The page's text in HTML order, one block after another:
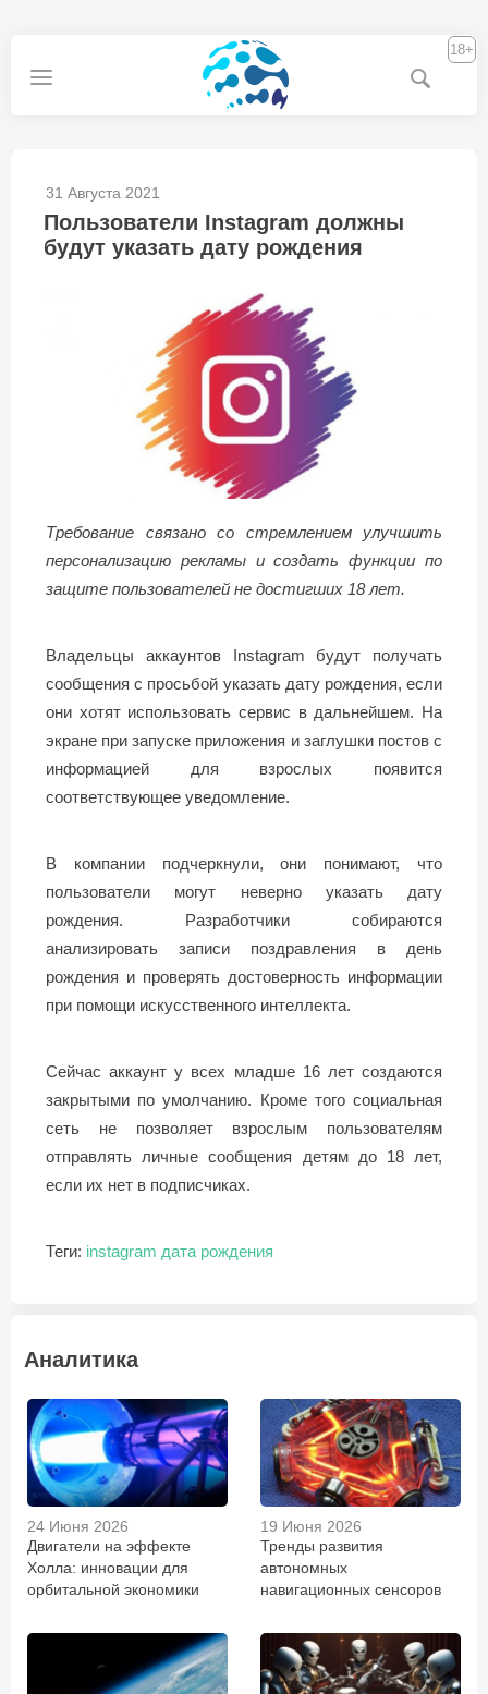
18+
31 Августа 2021
Пользователи Instagram должны
будут указать дату рождения
Требование связано со стремлением улучшить
персонализацию рекламы и создать функции по
защите пользователей не достигших 18 лет.
Владельцы аккаунтов Instagram будут получать
сообщения с просьбой указать дату рождения, если
они хотят использовать сервис в дальнейшем. На
экране при запуске приложения и заглушки постов с
информацией для взрослых появится
соответствующее уведомление.
В компании подчеркнули, они понимают, что
пользователи могут неверно указать дату
рождения. Разработчики собираются
анализировать записи поздравления в день
рождения и проверять достоверность информации
при помощи искусственного интеллекта.
Сейчас аккаунт у всех младше 16 лет создаются
закрытыми по умолчанию. Кроме того социальная
сеть не позволяет взрослым пользователям
отправлять личные сообщения детям до 18 лет,
если их нет в подписчиках.
Теги: instagram дата рождения
Аналитика
24 Июня 2026
Двигатели на эффекте
Холла: инновации для
орбитальной экономики
19 Июня 2026
Тренды развития
автономных
навигационных сенсоров